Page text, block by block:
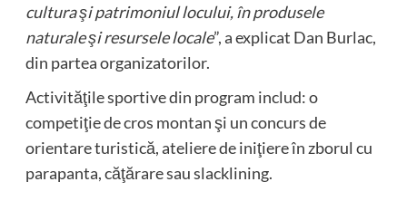
cultura şi patrimoniul locului, în produsele
naturale şi resursele locale”, a explicat Dan Burlac,
din partea organizatorilor.
Activităţile sportive din program includ: o
competiţie de cros montan şi un concurs de
orientare turistică, ateliere de iniţiere în zborul cu
parapanta, căţărare sau slacklining.